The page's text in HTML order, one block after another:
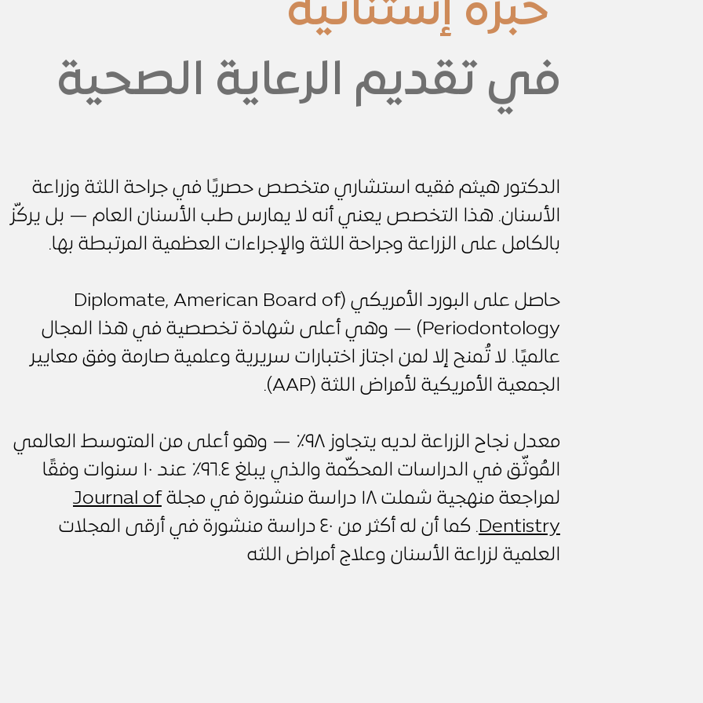
خبرة إستنائية
في تقديم الرعاية الصحية
الدكتور هيثم فقيه استشاري متخصص حصريًا في جراحة اللثة وزراعة
الأسنان. هذا التخصص يعني أنه لا يمارس طب الأسنان العام — بل يركّز
بالكامل على الزراعة وجراحة اللثة والإجراءات العظمية المرتبطة بها.
حاصل على البورد الأمريكي (Diplomate, American Board of
Periodontology) — وهي أعلى شهادة تخصصية في هذا المجال
عالميًا. لا تُمنح إلا لمن اجتاز اختبارات سريرية وعلمية صارمة وفق معايير
الجمعية الأمريكية لأمراض اللثة (AAP).
معدل نجاح الزراعة لديه يتجاوز ٩٨٪ — وهو أعلى من المتوسط العالمي
المُوثّق في الدراسات المحكّمة والذي يبلغ ٩٦.٤٪ عند ١٠ سنوات وفقًا
لمراجعة منهجية شملت ١٨ دراسة منشورة في مجلة
Journal of
Dentistry
. كما أن له أكثر من ٤٠ دراسة منشورة في أرقى المجلات
العلمية لزراعة الأسنان وعلاج أمراض اللثه